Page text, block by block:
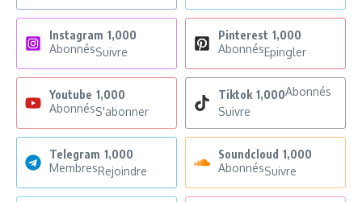
Instagram 1,000
AbonnésSuivre
Pinterest 1,000
AbonnésEpingler
Youtube 1,000
AbonnésS'abonner
Tiktok 1,000Abonnés
Suivre
Telegram 1,000
MembresRejoindre
Soundcloud 1,000
AbonnésSuivre